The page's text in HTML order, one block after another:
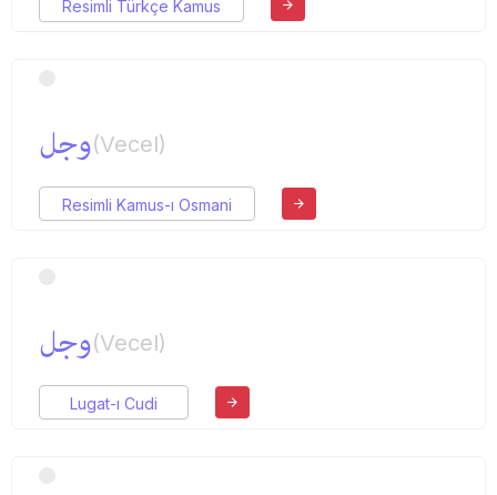
Resimli Türkçe Kamus
وجل(Vecel)
Resimli Kamus-ı Osmani
وجل(Vecel)
Lugat-ı Cudi